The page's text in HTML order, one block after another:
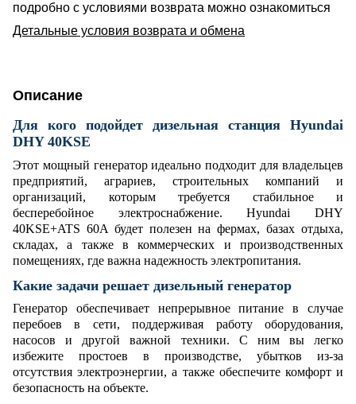
подробно с условиями возврата можно ознакомиться
Детальные условия возврата и обмена
Описание
Для кого подойдет дизельная станция Hyundai
DHY 40KSE
Этот мощный генератор идеально подходит для владельцев
предприятий, аграриев, строительных компаний и
организаций, которым требуется стабильное и
бесперебойное электроснабжение. Hyundai DHY
40KSE+ATS 60A будет полезен на фермах, базах отдыха,
складах, а также в коммерческих и производственных
помещениях, где важна надежность электропитания.
Какие задачи решает дизельный генератор
Генератор обеспечивает непрерывное питание в случае
перебоев в сети, поддерживая работу оборудования,
насосов и другой важной техники. С ним вы легко
избежите простоев в производстве, убытков из-за
отсутствия электроэнергии, а также обеспечите комфорт и
безопасность на объекте.